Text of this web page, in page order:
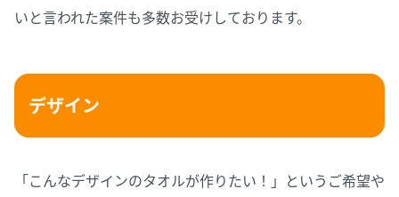
いと言われた案件も多数お受けしております。
デザイン
「こんなデザインのタオルが作りたい！」というご希望や